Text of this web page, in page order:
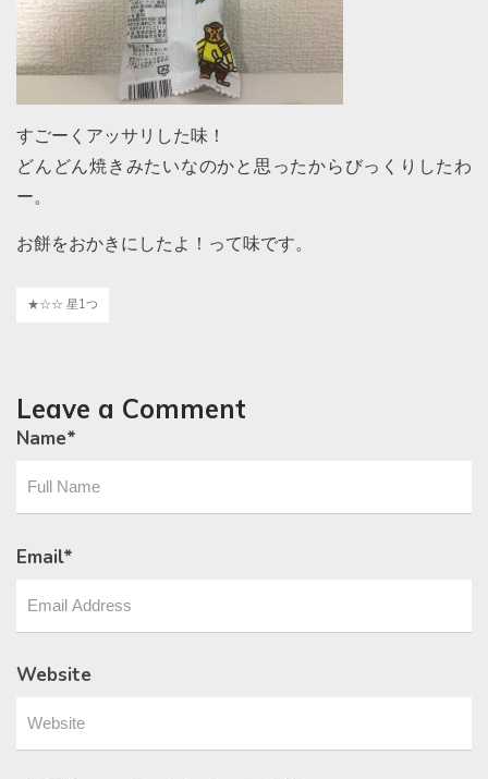
すごーくアッサリした味！
どんどん焼きみたいなのかと思ったからびっくりしたわ
ー。
お餅をおかきにしたよ！って味です。
★☆☆ 星1つ
Leave a Comment
Name*
Email*
Website